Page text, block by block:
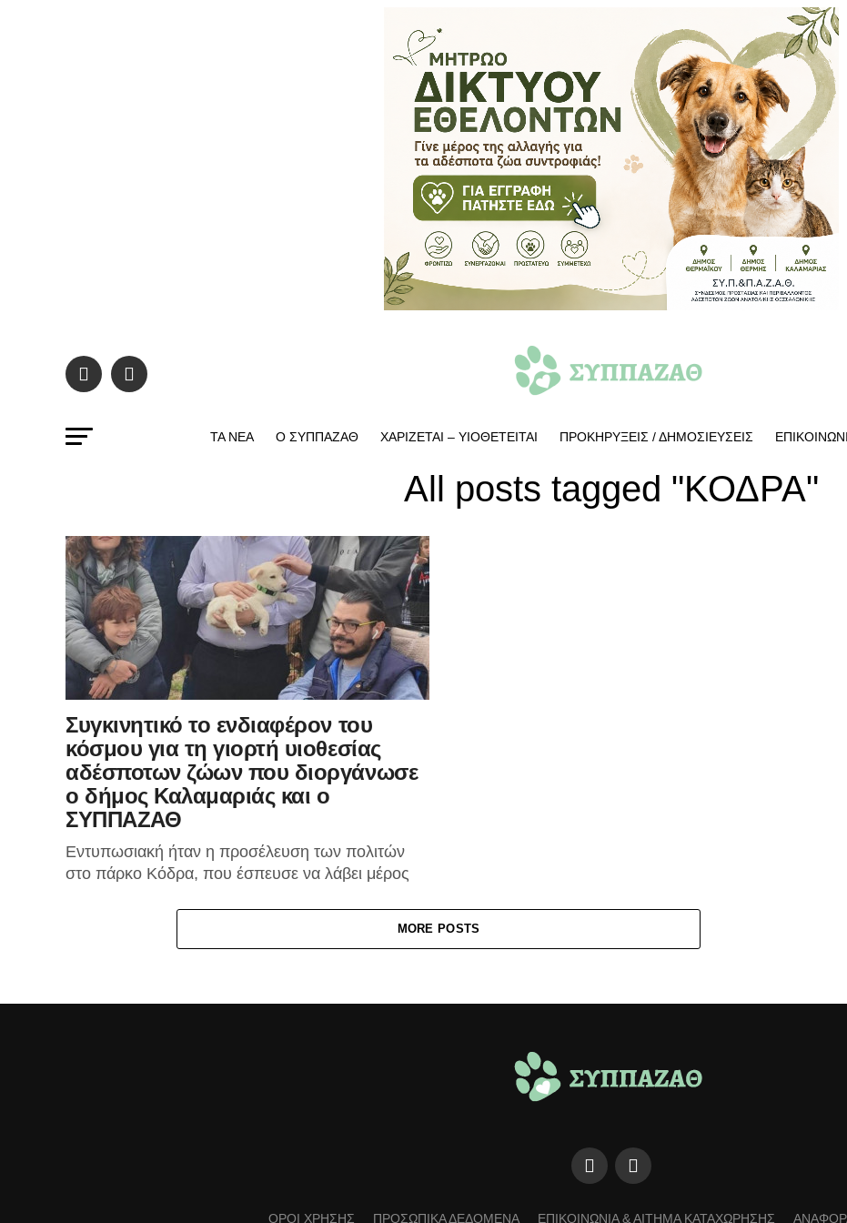
ΤΑ ΝΕΑ Ο ΣΥΠΠΑΖΑΘ ΧΑΡΙΖΕΤΑΙ – ΥΙΟΘΕΤΕΙΤΑΙ ΠΡΟΚΗΡΥΞΕΙΣ / ΔΗΜΟΣΙΕΥΣΕΙΣ
All posts tagged "ΚΟΔΡΑ"
Συγκινητικό το ενδιαφέρον του
κόσμου για τη γιορτή υιοθεσίας
αδέσποτων ζώων που διοργάνωσε
ο δήμος Καλαμαριάς και ο
ΣΥΠΠΑΖΑΘ
Εντυπωσιακή ήταν η προσέλευση των πολιτών
στο πάρκο Κόδρα, που έσπευσε να λάβει μέρος
ζώων που διοργάνωσε ο Δήμος Καλαμαριάς σε...
MORE POSTS
ΟΡΟΙ ΧΡΗΣΗΣ ΠΡΟΣΩΠΙΚΑ ΔΕΔΟΜΕΝΑ ΕΠΙΚΟΙΝΩΝΙΑ & ΑΙΤΗΜΑ ΚΑΤΑΧΩΡΗΣΗΣ